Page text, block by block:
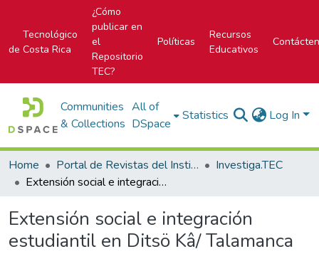
Tecnológico
de Costa Rica
¿Cómo
publicar en
el
Repositorio
TEC?
Políticas
Recursos
Educativos
Communities
& Collections
All of
DSpace
Statistics Log In
Home Portal de Revistas del Instituto Tecnológico de Costa Rica
Investiga.TEC
Extensión social e integración estudiantil en Ditsö Kâ/ Talamanca
Extensión social e integración
estudiantil en Ditsö Kâ/ Talamanca